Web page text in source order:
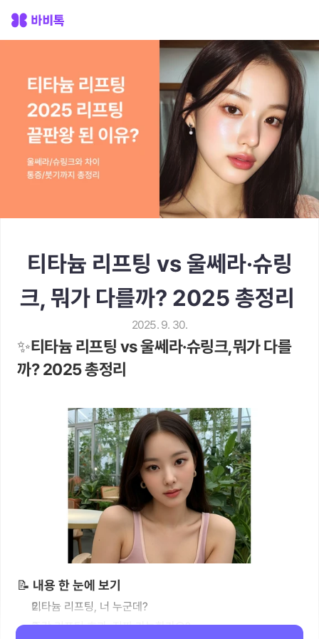
티타늄 리프팅 vs 울쎄라·슈링
크, 뭐가 다를까? 2025 총정리
2025. 9. 30.
✨티타늄 리프팅 vs 울쎄라·슈링크,뭐가 다를
까? 2025 총정리
📝 내용 한 눈에 보기
티타늄 리프팅, 너 누군데?
즉각 리프팅 효과, 진짜 가능한가요?